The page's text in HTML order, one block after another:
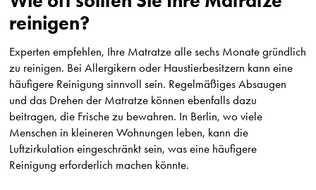
reinigen?
Experten empfehlen, Ihre Matratze alle sechs Monate gründlich
zu reinigen. Bei Allergikern oder Haustierbesitzern kann eine
häufigere Reinigung sinnvoll sein. Regelmäßiges Absaugen
und das Drehen der Matratze können ebenfalls dazu
beitragen, die Frische zu bewahren. In Berlin, wo viele
Menschen in kleineren Wohnungen leben, kann die
Luftzirkulation eingeschränkt sein, was eine häufigere
Reinigung erforderlich machen könnte.